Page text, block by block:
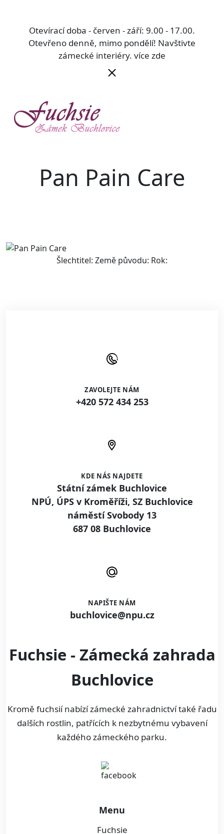
Otevírací doba - červen - září: 9.00 - 17.00.
Otevřeno denně, mimo pondělí! Navštivte
zámecké interiéry. více zde
Pan Pain Care
Šlechtitel: Země původu: Rok:
ZAVOLEJTE NÁM
+420 572 434 253
KDE NÁS NAJDETE
Státní zámek Buchlovice
NPÚ, ÚPS v Kroměříži, SZ Buchlovice
náměstí Svobody 13
687 08 Buchlovice
NAPIŠTE NÁM
buchlovice@npu.cz
Fuchsie - Zámecká zahrada
Buchlovice
Kromě fuchsií nabízí zámecké zahradnictví také řadu
dalších rostlin, patřících k nezbytnému vybavení
každého zámeckého parku.
Menu
Fuchsie